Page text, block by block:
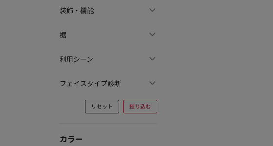
装飾・機能
裾
利用シーン
フェイスタイプ診断
リセット 絞り込む
カラー